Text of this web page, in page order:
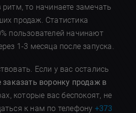
то начинаете замечать
продаж. Статистика
пользователей начинают
1-3 месяца после запуска.
Если у вас остались
заказать воронку продаж в
которые вас беспокоят, не
к нам по телефону +373